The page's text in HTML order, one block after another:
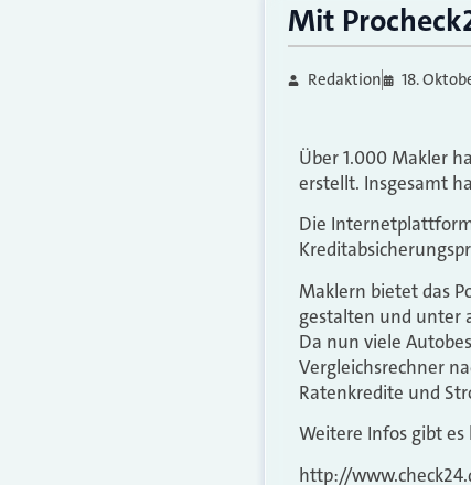
Mit
Redaktion 18.
Über 1.000 Makler
erstellt. Insgesamt
Die
Maklern bietet das
gestalten und unter
Da nun viele
Vergleichsrechner
Ratenkredite und
Weitere Infos gibt es
http://